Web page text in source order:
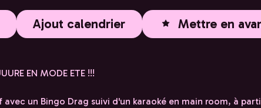
Ajout calendrier Mettre en
EN MODE ETE !!!
un Bingo Drag suivi d'un karaoké en main room, à